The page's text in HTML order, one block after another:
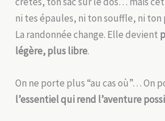
ni tes épaules, ni ton souffle, ni ton
La randonnée change. Elle devient
légère, plus libre.
On ne porte plus “au cas où”… On
l’essentiel qui rend l’aventure